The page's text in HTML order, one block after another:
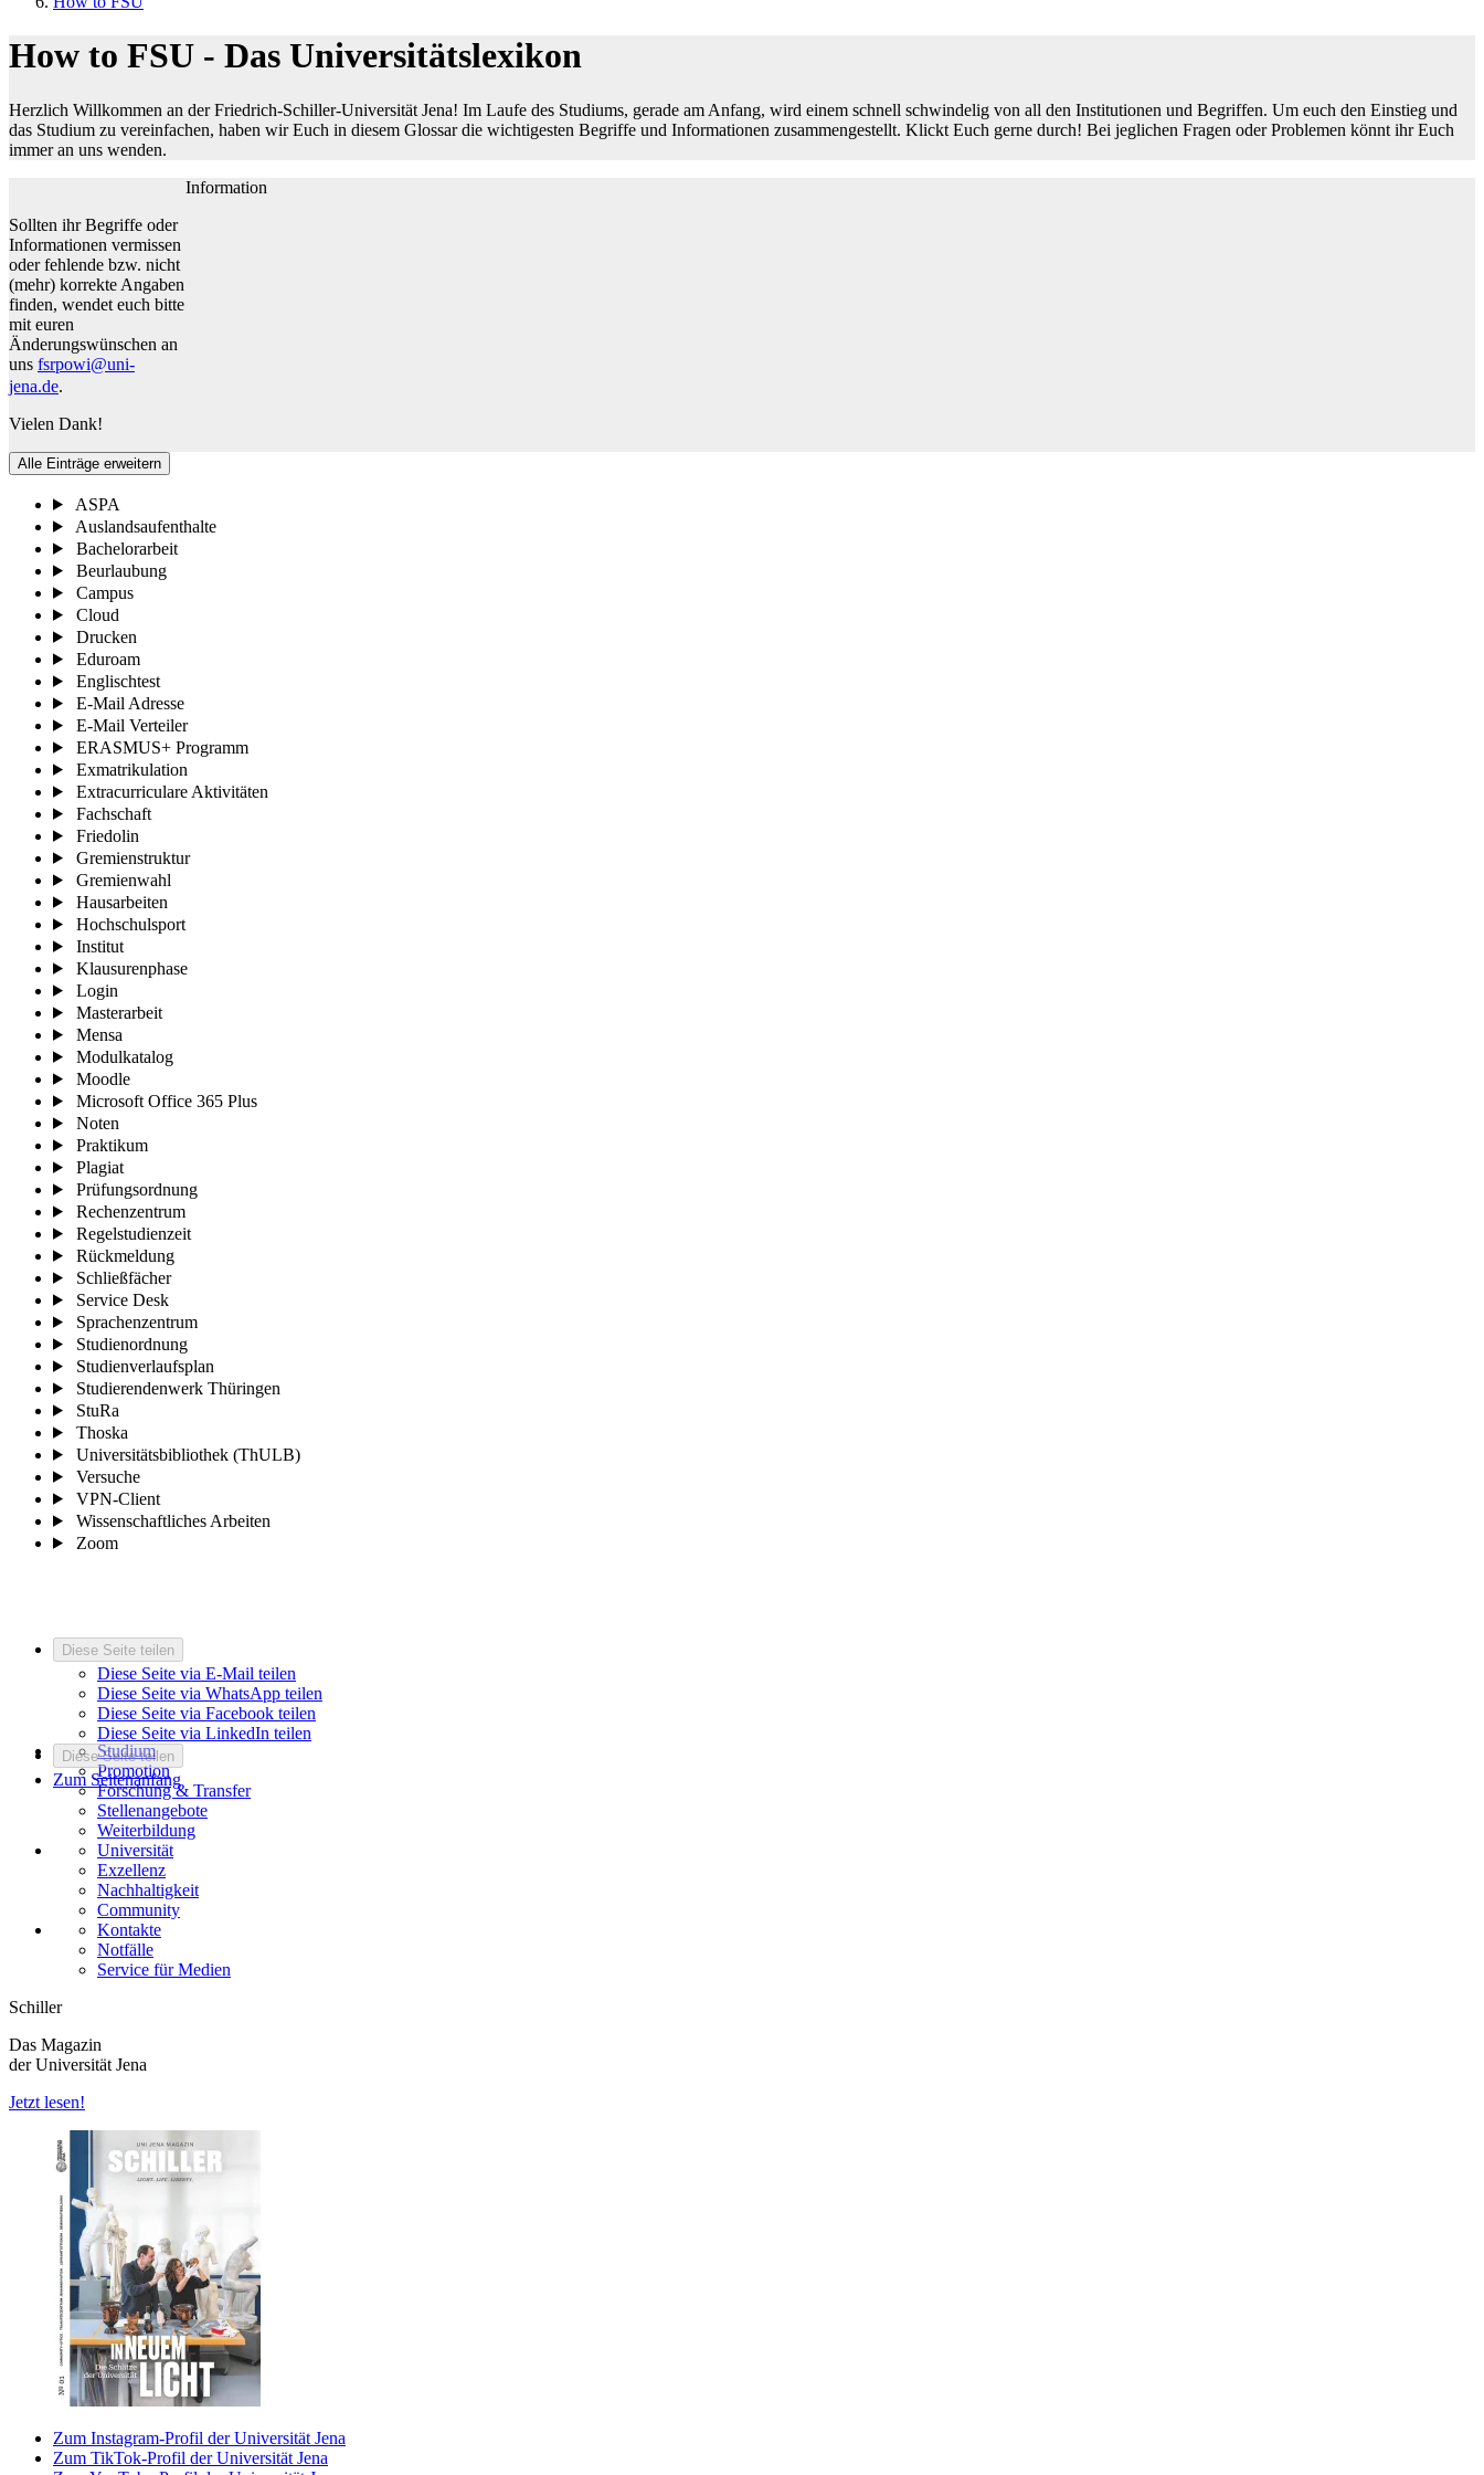
How to FSU - Das Universitätslexikon
Herzlich Willkommen an der Friedrich-Schiller-Universität Jena! Im Laufe des Studiums, gerade am Anfang, wird einem schnell schwindelig von all den Institutionen und Begriffen. Um euch den Einstieg und
das Studium zu vereinfachen, haben wir Euch in diesem Glossar die wichtigesten Begriffe und Informationen zusammengestellt. Klickt Euch gerne durch! Bei jeglichen Fragen oder Problemen könnt ihr Euch
immer an uns wenden.
Information
Sollten ihr Begriffe oder
Informationen vermissen
oder fehlende bzw. nicht
(mehr) korrekte Angaben
finden, wendet euch bitte
mit euren
Änderungswünschen an
uns fsrpowi@uni-
jena.de.
Vielen Dank!
Alle Einträge erweitern
ASPA
Auslandsaufenthalte
Bachelorarbeit
Beurlaubung
Campus
Cloud
Drucken
Eduroam
Englischtest
E-Mail Adresse
E-Mail Verteiler
ERASMUS+ Programm
Exmatrikulation
Extracurriculare Aktivitäten
Fachschaft
Friedolin
Gremienstruktur
Gremienwahl
Hausarbeiten
Hochschulsport
Institut
Klausurenphase
Login
Masterarbeit
Mensa
Modulkatalog
Moodle
Microsoft Office 365 Plus
Noten
Praktikum
Plagiat
Prüfungsordnung
Rechenzentrum
Regelstudienzeit
Rückmeldung
Schließfächer
Service Desk
Sprachenzentrum
Studienordnung
Studienverlaufsplan
Studierendenwerk Thüringen
StuRa
Thoska
Universitätsbibliothek (ThULB)
Versuche
VPN-Client
Wissenschaftliches Arbeiten
Zoom
Diese Seite teilen
Diese Seite via E-Mail teilen
Diese Seite via WhatsApp teilen
Diese Seite via Facebook teilen
Diese Seite via LinkedIn teilen
Diese Seite teilen
Zum Seitenanfang
Studium
Promotion
Forschung & Transfer
Stellenangebote
Weiterbildung
Universität
Exzellenz
Nachhaltigkeit
Community
Kontakte
Notfälle
Service für Medien
Schiller
Das Magazin
der Universität Jena
Jetzt lesen!
Zum Instagram-Profil der Universität Jena
Zum TikTok-Profil der Universität Jena